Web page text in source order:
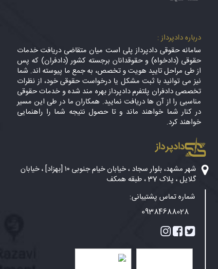
درباره دادپرداز :
سامانه حقوقی دادپرداز پلی است میان متقاضی دریافت خدمات
حقوقی (دادخواه) و حقوقدانان برجسته کشور (دادفران) که پس
از طی مراحل تایید هویت و تخصص، به جمع ما پیوسته اند. شما
نیز می توانید با ثبت مشکل یا درخواست حقوقی خود، از نظرات
تخصصی دادفران پلتفرم دادپرداز بهره مند شده و خدمات حقوقی
مناسبی را از آن ها دریافت نمایید. همکاران ما در طی این مسیر
در کنار شما خواهند ماند و تا حصول نتیجه شما را راهنمایی
خواهند کرد.
دادپرداز
شهر مشهد، بلوار سجاد ، خیابان خیام جنوبی ۱۰ [بهزاد] ، خیابان
گلایل ، پلاک 37 ، طبقه همکف
شماره تماس پشتیبانی:
09384688028